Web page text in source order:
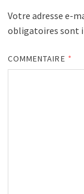
Votre adresse e-
obligatoires sont
COMMENTAIRE *